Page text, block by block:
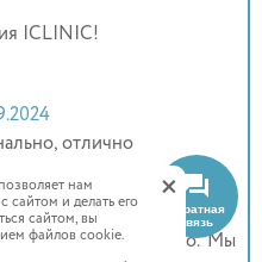
ICLINIC!
отлично
прошло успешно. Мы
Обратная
связь
нам
сайтом и делать его
сайтом, вы
файлов cookie.
+